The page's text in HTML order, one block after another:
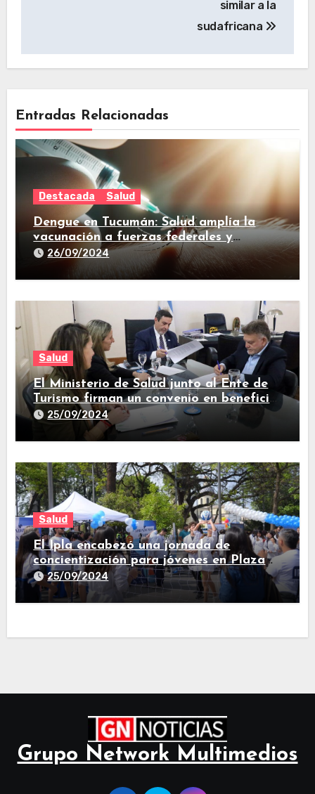
similar a la
sudafricana
Entradas Relacionadas
Destacada Salud
Dengue en Tucumán: Salud amplía la
vacunación a fuerzas federales y
trabajadores de prensa
26/09/2024
Salud
El Ministerio de Salud junto al Ente de
Turismo firman un convenio en beneficio
de la comunidad
25/09/2024
Salud
El Ipla encabezó una jornada de
concientización para jóvenes en Plaza
Independencia
25/09/2024
Grupo Network Multimedios